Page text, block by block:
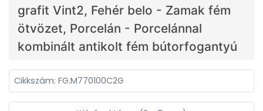
grafit Vint2, Fehér belo - Zamak fém
ötvözet, Porcelán - Porcelánnal
kombinált antikolt fém bútorfogantyú
Cikkszám: FG.M770100C2G